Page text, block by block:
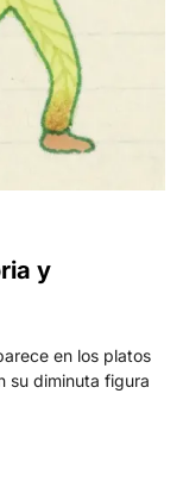
y
en los platos
su diminuta figura